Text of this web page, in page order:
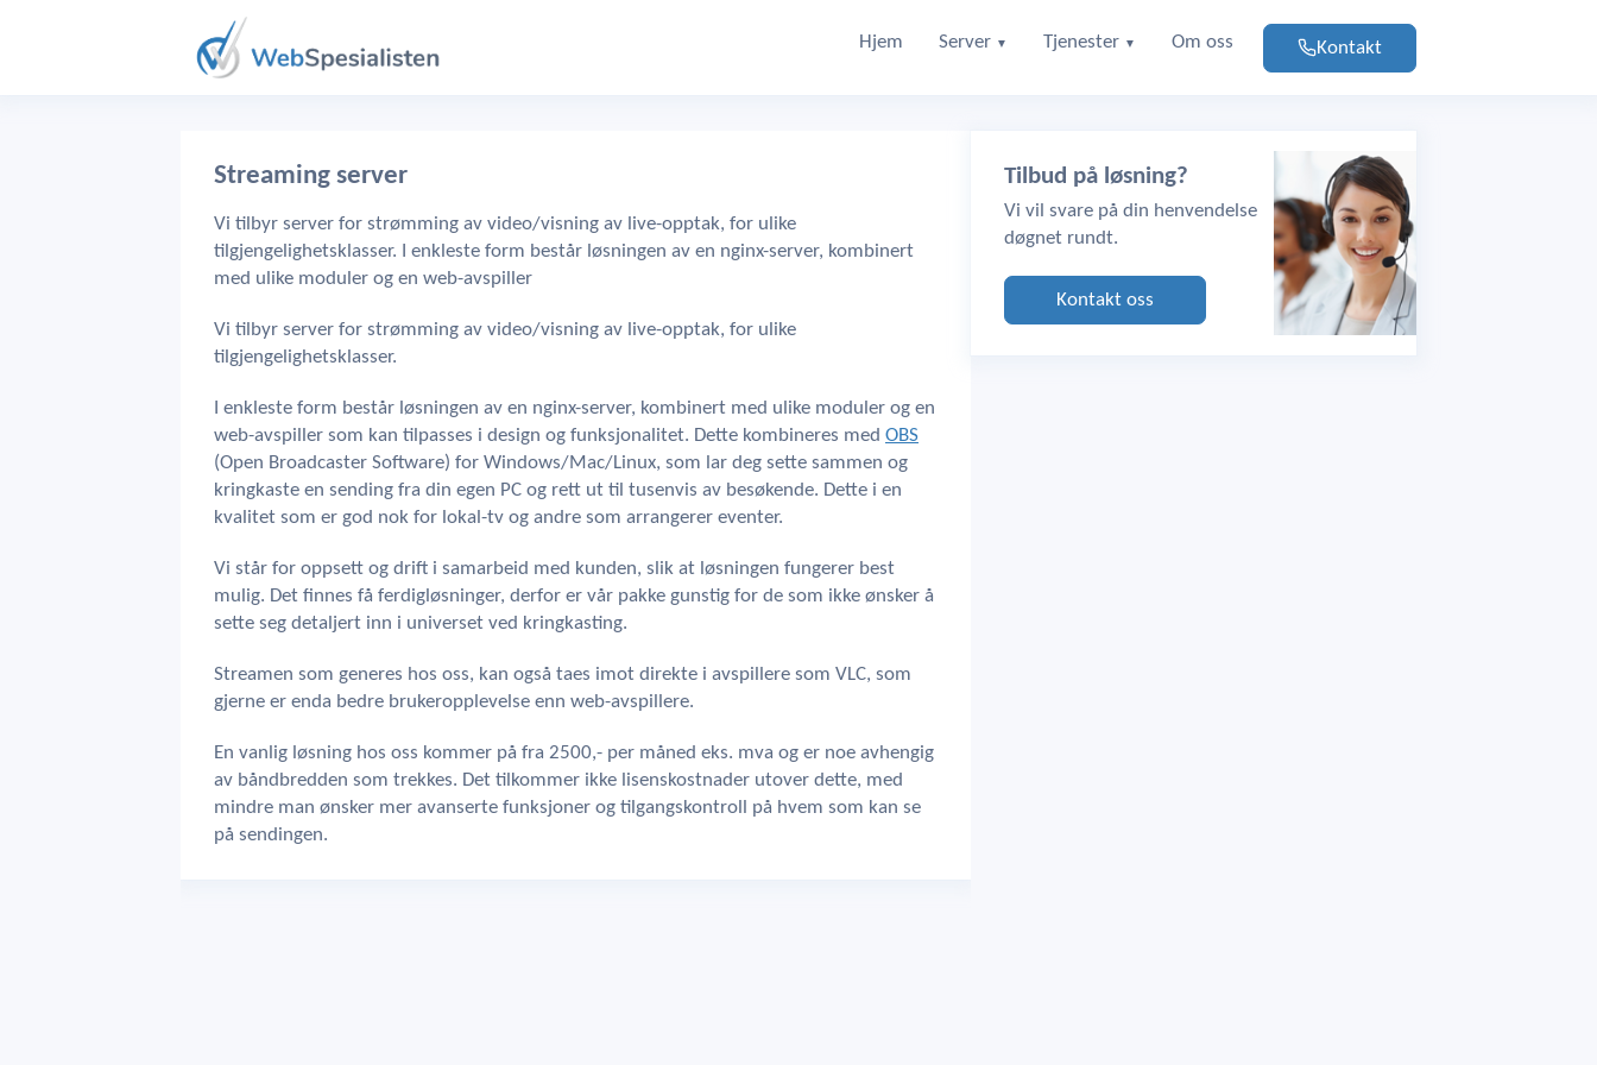
Hjem Server ▼ Tjenester ▼ Om oss Kontakt
Streaming server
Vi tilbyr server for strømming av video/visning av live-opptak, for ulike
tilgjengelighetsklasser. I enkleste form består løsningen av en nginx-server, kombinert
med ulike moduler og en web-avspiller
Vi tilbyr server for strømming av video/visning av live-opptak, for ulike
tilgjengelighetsklasser.
I enkleste form består løsningen av en nginx-server, kombinert med ulike moduler og en
web-avspiller som kan tilpasses i design og funksjonalitet. Dette kombineres med OBS
(Open Broadcaster Software) for Windows/Mac/Linux, som lar deg sette sammen og
kringkaste en sending fra din egen PC og rett ut til tusenvis av besøkende. Dette i en
kvalitet som er god nok for lokal-tv og andre som arrangerer eventer.
Vi står for oppsett og drift i samarbeid med kunden, slik at løsningen fungerer best
mulig. Det finnes få ferdigløsninger, derfor er vår pakke gunstig for de som ikke ønsker å
sette seg detaljert inn i universet ved kringkasting.
Streamen som generes hos oss, kan også taes imot direkte i avspillere som VLC, som
gjerne er enda bedre brukeropplevelse enn web-avspillere.
En vanlig løsning hos oss kommer på fra 2500,- per måned eks. mva og er noe avhengig
av båndbredden som trekkes. Det tilkommer ikke lisenskostnader utover dette, med
mindre man ønsker mer avanserte funksjoner og tilgangskontroll på hvem som kan se
på sendingen.
Tilbud på løsning?
Vi vil svare på din henvendelse
døgnet rundt.
Kontakt oss